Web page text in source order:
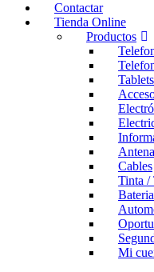
Contactar
Tienda Online
Productos
Tablets
Cables
Tinta /
Mi